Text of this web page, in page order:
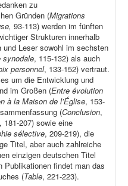
zu
Gründen (Migrations
93-113) werden im fünften
Strukturen innerhalb
Leser sowohl im sechsten
synodale, 115-132) als auch
personnel, 133-152) vertraut.
um die Entwicklung und
im Großen (Entre évolution
à la Maison de l’Église, 153-
(Conclusion,
, 181-207) sowie eine
sélective, 209-219), die
Titel, aber auch zahlreiche
einzigen deutschen Titel
findet man das
(Table, 221-223).